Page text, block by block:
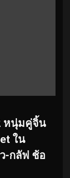
หนุ่มคู่จิ้น
ใน
-กลัฟ ช้อ